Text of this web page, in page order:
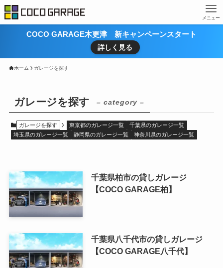
メニュー
COCO GARAGE木更津 新キャンペーンスタート
詳しく見る
ホーム ガレージを探す
ガレージを探す – category –
ガレージを探す 東京都のガレージ一覧
千葉県のガレージ一覧
埼玉県のガレージ一覧
静岡県のガレージ一覧 神奈川県のガレージ一覧
千葉県柏市の貸しガレージ
【COCO GARAGE柏】
千葉県八千代市の貸しガレージ
【COCO GARAGE八千代】